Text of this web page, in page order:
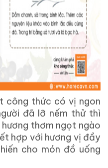
công thức có vị ngon
đã lỡ nếm thử thì
thơm ngọt ngào
hợp với hương vị đầy
cho món đồ uống